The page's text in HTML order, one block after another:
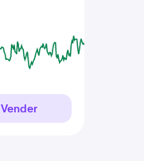
Vender